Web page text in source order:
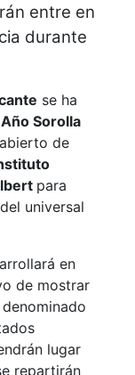
entre en
durante
se ha
Año Sorolla
de
para
universal
en
de mostrar
lugar
repartirán